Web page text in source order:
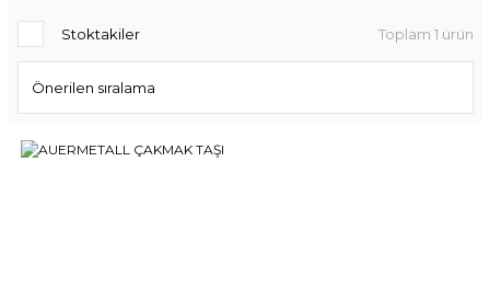
Stoktakiler Toplam 1 ürün